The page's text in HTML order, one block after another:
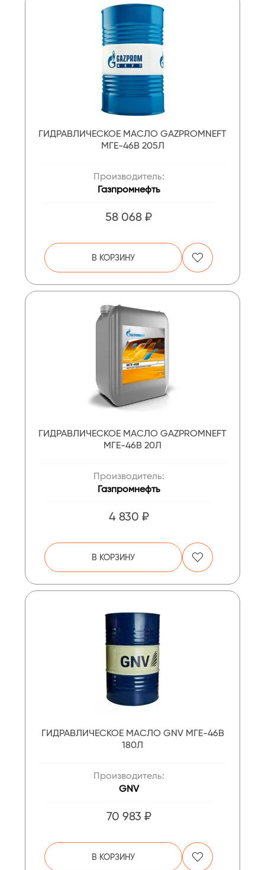
ГИДРАВЛИЧЕСКОЕ МАСЛО GAZPROMNEFT
МГЕ-46В 205Л
Производитель:
Газпромнефть
58 068 ₽
В КОРЗИНУ
ГИДРАВЛИЧЕСКОЕ МАСЛО GAZPROMNEFT
МГЕ-46В 20Л
Производитель:
Газпромнефть
4 830 ₽
В КОРЗИНУ
ГИДРАВЛИЧЕСКОЕ МАСЛО GNV МГЕ-46В
180Л
Производитель:
GNV
70 983 ₽
В КОРЗИНУ